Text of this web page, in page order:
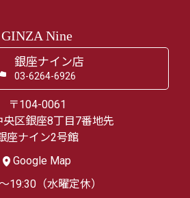
GINZA Nine
銀座ナイン店
03-6264-6926
〒104-0061
央区銀座8丁目7番地先
座ナイン2号館
Google Map
19:30（水曜定休）